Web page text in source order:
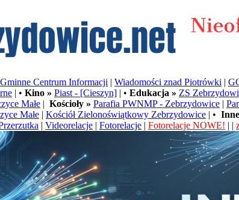
Gminne Centrum Informacji | Wiadomości znad Piotrówki |
| • Kino » Piast - [Cieszyn] | • Edukacja » ZS
Małe | Kościoły » Parafia PWNMP - Zebrzydowice |
Małe | Kościół Zielonoświątkowy Zebrzydowice | •
| Videorelacje | Fotorelacje | Fotorelacje NOWE! | |